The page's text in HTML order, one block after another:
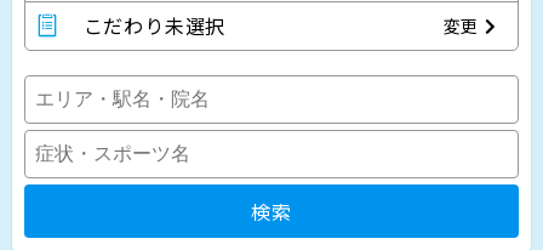
こだわり未選択 変更
検索